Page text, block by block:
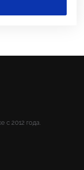
с 2012 года.